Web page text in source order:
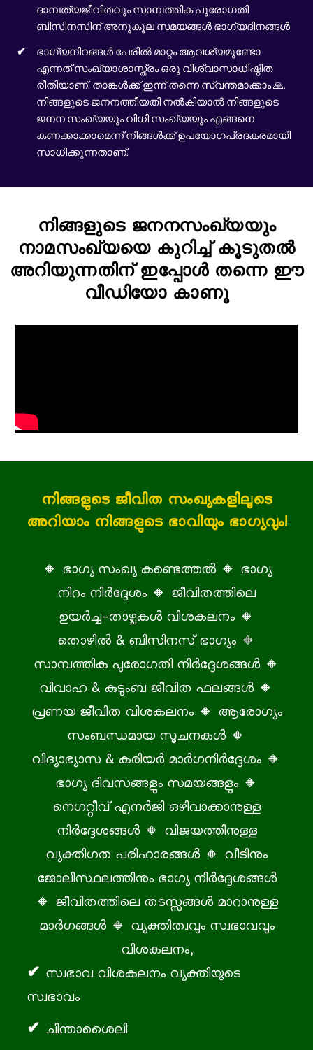
ദാമ്പത്യജീവിതവും സാമ്പത്തിക പുരോഗതി
ബിസിനസിന് അനുകൂല സമയങ്ങൾ ഭാഗ്യദിനങ്ങൾ
ഭാഗ്യനിറങ്ങൾ പേരിൽ മാറ്റം ആവശ്യമുണ്ടോ
എന്നത് സംഖ്യാശാസ്ത്രം ഒരു വിശ്വാസാധിഷ്ഠിത
രീതിയാണ്. താങ്കൾക്ക് ഇന്ന് തന്നെ സ്വന്തമാക്കാം 🙏.
നിങ്ങളുടെ ജനനത്തീയതി നൽകിയാൽ നിങ്ങളുടെ
ജനന സംഖ്യയും വിധി സംഖ്യയും എങ്ങനെ
കണക്കാക്കാമെന്ന് നിങ്ങൾക്ക് ഉപയോഗപ്രദകരമായി
സാധിക്കുന്നതാണ്.
നിങ്ങളുടെ ജനനസംഖ്യയും
നാമസംഖ്യയെ കുറിച്ച് കൂടുതൽ
അറിയുന്നതിന് ഇപ്പോൾ തന്നെ ഈ
വീഡിയോ കാണൂ
നിങ്ങളുടെ ജീവിത സംഖ്യകളിലൂടെ
അറിയാം നിങ്ങളുടെ ഭാവിയും ഭാഗ്യവും!
🔸 ഭാഗ്യ സംഖ്യ കണ്ടെത്തൽ 🔸 ഭാഗ്യ
നിറം നിർദ്ദേശം 🔸 ജീവിതത്തിലെ
ഉയർച്ച-താഴ്ചകൾ വിശകലനം 🔸
തൊഴിൽ & ബിസിനസ് ഭാഗ്യം 🔸
സാമ്പത്തിക പുരോഗതി നിർദ്ദേശങ്ങൾ 🔸
വിവാഹ & കുടുംബ ജീവിത ഫലങ്ങൾ 🔸
പ്രണയ ജീവിത വിശകലനം 🔸 ആരോഗ്യം
സംബന്ധമായ സൂചനകൾ 🔸
വിദ്യാഭ്യാസ & കരിയർ മാർഗനിർദ്ദേശം 🔸
ഭാഗ്യ ദിവസങ്ങളും സമയങ്ങളും 🔸
നെഗറ്റീവ് എനർജി ഒഴിവാക്കാനുള്ള
നിർദ്ദേശങ്ങൾ 🔸 വിജയത്തിനുള്ള
വ്യക്തിഗത പരിഹാരങ്ങൾ 🔸 വീടിനും
ജോലിസ്ഥലത്തിനും ഭാഗ്യ നിർദ്ദേശങ്ങൾ
🔸 ജീവിതത്തിലെ തടസ്സങ്ങൾ മാറാനുള്ള
മാർഗങ്ങൾ 🔸 വ്യക്തിത്വവും സ്വഭാവവും
വിശകലനം,
സ്വഭാവ വിശകലനം വ്യക്തിയുടെ
സ്വഭാവം
ചിന്താശൈലി